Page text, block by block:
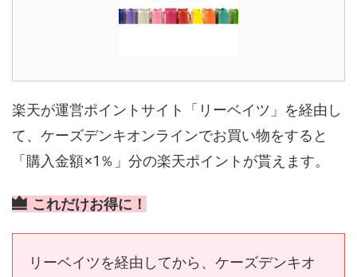
楽天が運営ポイントサイト「リーベイツ」を経由し
て、ケーズデンキオンラインでお買い物をすると
「購入金額×1％」分の楽天ポイントが貰えます。
これだけお得に！
リーベイツを経由してから、ケーズデンキオ